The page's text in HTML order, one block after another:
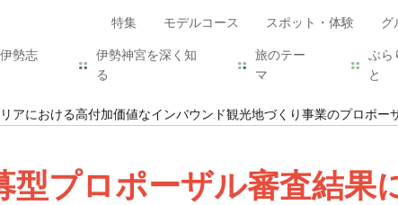
特集 モデルコース スポット・体験 グ
勢志
伊勢神宮を深く知
る
旅のテー
マ
ぶら
と
アにおける高付加価値なインバウンド観光地づくり事業のプロポー
型プロポーザル審査結果